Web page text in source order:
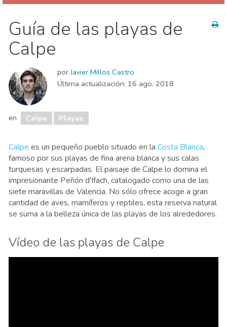
Deporte & aventura
Naturaleza & aire libre
Playas
Guía de las playas de
Calpe
porJavier Millos Castro
Última actualización: 16 ago. 2018
en Calpe Playas
Calpe es un pequeño pueblo situado en la Costa Blanca,
famoso por sus playas de fina arena blanca y sus calas
turquesas y escarpadas. El paisaje de Calpe lo domina el
impresionante Peñón d'Ifach, catalogado como una de las
siete maravillas de Valencia. No sólo ofrece acoge a gran
cantidad de aves, mamíferos y reptiles, esta reserva natural
se suma a la belleza única de las playas de los alrededores.
Vídeo de las playas de Calpe